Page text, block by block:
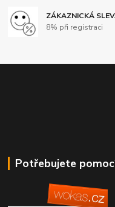
ZÁKAZNICKÁ
8% při registraci
Potřebujete